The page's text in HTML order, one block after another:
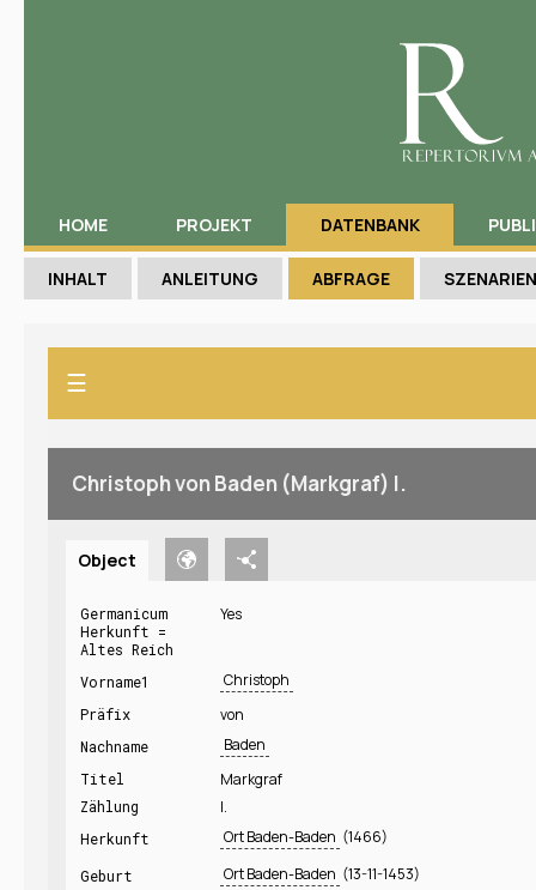
HOME PROJEKT DATENBANK
INHALT ANLEITUNG ABFRAGE SZENARIEN